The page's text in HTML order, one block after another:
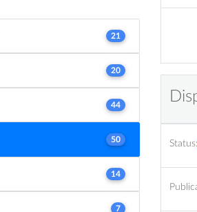
21
20
44
50
14
7
Status: